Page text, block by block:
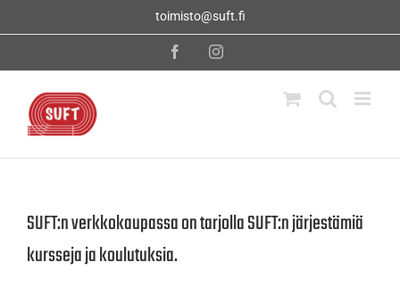
toimisto@suft.fi
FacebookInstagram
SUFT:n verkkokaupassa on tarjolla SUFT:n järjestämiä
kursseja ja koulutuksia.